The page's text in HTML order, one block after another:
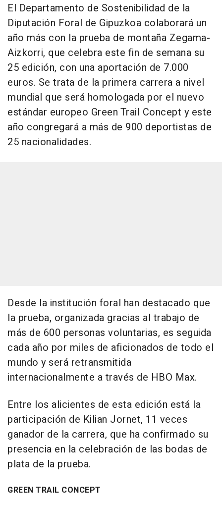
El Departamento de Sostenibilidad de la
Diputación Foral de Gipuzkoa colaborará un
año más con la prueba de montaña Zegama-
Aizkorri, que celebra este fin de semana su
25 edición, con una aportación de 7.000
euros. Se trata de la primera carrera a nivel
mundial que será homologada por el nuevo
estándar europeo Green Trail Concept y este
año congregará a más de 900 deportistas de
25 nacionalidades.
Desde la institución foral han destacado que
la prueba, organizada gracias al trabajo de
más de 600 personas voluntarias, es seguida
cada año por miles de aficionados de todo el
mundo y será retransmitida
internacionalmente a través de HBO Max.
Entre los alicientes de esta edición está la
participación de Kilian Jornet, 11 veces
ganador de la carrera, que ha confirmado su
presencia en la celebración de las bodas de
plata de la prueba.
GREEN TRAIL CONCEPT